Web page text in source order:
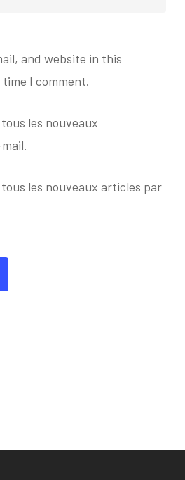
and website in this
I comment.
les nouveaux
les nouveaux articles par